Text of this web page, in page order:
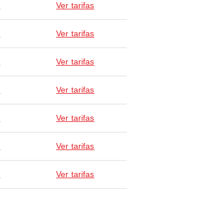
Ver tarifas
Ver tarifas
Ver tarifas
Ver tarifas
Ver tarifas
Ver tarifas
Ver tarifas